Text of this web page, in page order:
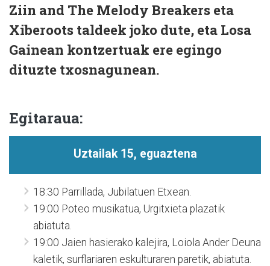
Ziin and The Melody Breakers eta
Xiberoots taldeek joko dute, eta Losa
Gainean kontzertuak ere egingo
dituzte txosnagunean.
Egitaraua:
Uztailak 15, eguaztena
18:30 Parrillada, Jubilatuen Etxean.
19:00 Poteo musikatua, Urgitxieta plazatik
abiatuta.
19:00 Jaien hasierako kalejira, Loiola Ander Deuna
kaletik, surflariaren eskulturaren paretik, abiatuta.